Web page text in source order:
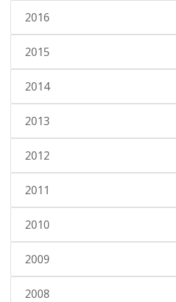
2016
2015
2014
2013
2012
2011
2010
2009
2008